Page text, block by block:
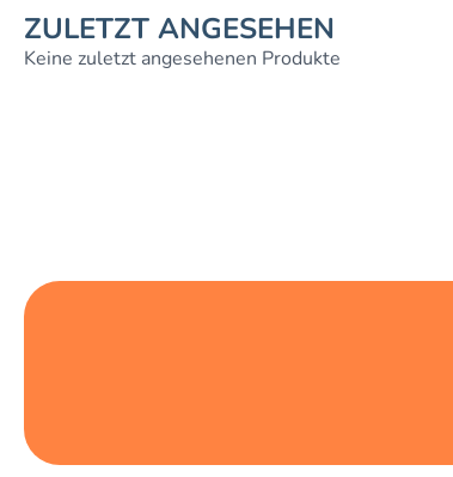
ZULETZT ANGESEHEN
Keine zuletzt angesehenen Produkte